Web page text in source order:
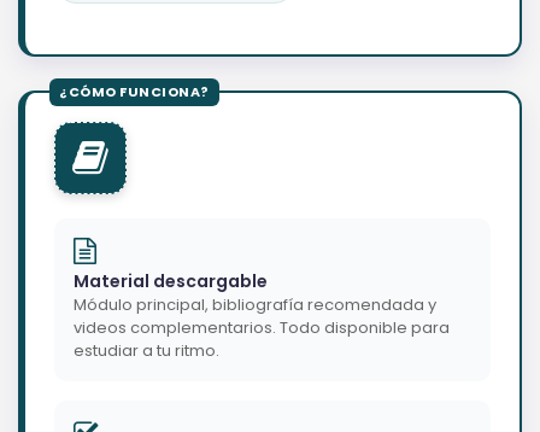
Material descargable
Módulo principal, bibliografía recomendada y
videos complementarios. Todo disponible para
estudiar a tu ritmo.